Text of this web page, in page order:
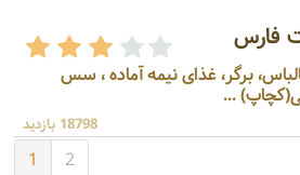
فارس
برگر، غذای نیمه آماده ، سس
...
18798 بازدید
1 2